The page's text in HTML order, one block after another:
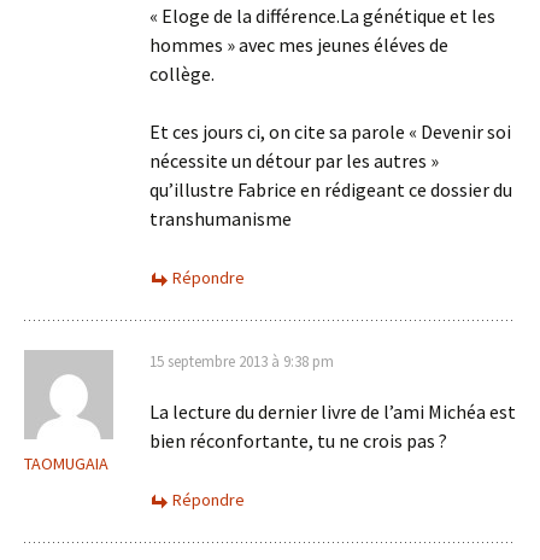
« Eloge de la différence.La génétique et les
hommes » avec mes jeunes éléves de
collège.
Et ces jours ci, on cite sa parole « Devenir soi
nécessite un détour par les autres »
qu’illustre Fabrice en rédigeant ce dossier du
transhumanisme
Répondre
TAOMUGAIA
15 septembre 2013 à 9:38 pm
La lecture du dernier livre de l’ami Michéa est
bien réconfortante, tu ne crois pas ?
Répondre